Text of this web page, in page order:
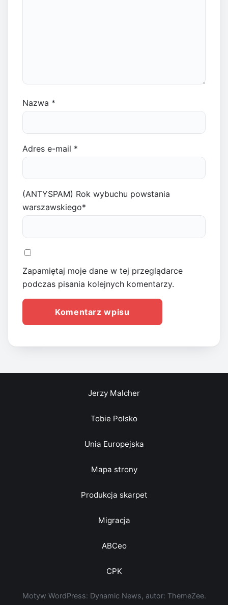
Nazwa *
Adres e-mail *
(ANTYSPAM) Rok wybuchu powstania
warszawskiego*
Zapamiętaj moje dane w tej przeglądarce
podczas pisania kolejnych komentarzy.
Jerzy Malcher
Tobie Polsko
Unia Europejska
Mapa strony
Produkcja skarpet
Migracja
ABCeo
CPK
Motyw WordPress: Dynamic News, autor: ThemeZee.